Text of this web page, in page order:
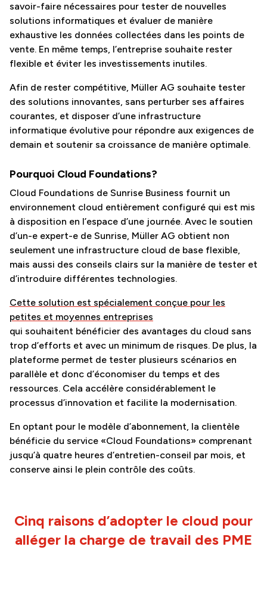
savoir-faire nécessaires pour tester de nouvelles
solutions informatiques et évaluer de manière
exhaustive les données collectées dans les points de
vente. En même temps, l’entreprise souhaite rester
flexible et éviter les investissements inutiles.
Afin de rester compétitive, Müller AG souhaite tester
des solutions innovantes, sans perturber ses affaires
courantes, et disposer d’une infrastructure
informatique évolutive pour répondre aux exigences de
demain et soutenir sa croissance de manière optimale.
Pourquoi Cloud Foundations?
Cloud Foundations de Sunrise Business fournit un
environnement cloud entièrement configuré qui est mis
à disposition en l’espace d’une journée. Avec le soutien
d’un-e expert-e de Sunrise, Müller AG obtient non
seulement une infrastructure cloud de base flexible,
mais aussi des conseils clairs sur la manière de tester et
d’introduire différentes technologies.
Cette solution est spécialement conçue pour les
petites et moyennes entreprises
qui souhaitent bénéficier des avantages du cloud sans
trop d’efforts et avec un minimum de risques. De plus, la
plateforme permet de tester plusieurs scénarios en
parallèle et donc d’économiser du temps et des
ressources. Cela accélère considérablement le
processus d’innovation et facilite la modernisation.
En optant pour le modèle d’abonnement, la clientèle
bénéficie du service «Cloud Foundations» comprenant
jusqu’à quatre heures d’entretien-conseil par mois, et
conserve ainsi le plein contrôle des coûts.
Cinq raisons d’adopter le cloud pour
alléger la charge de travail des PME